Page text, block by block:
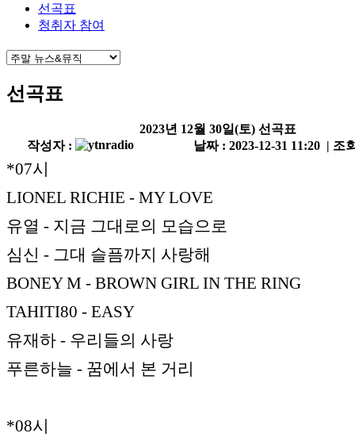
선곡표
청취자 참여
선곡표
2023년 12월 30일(토) 선곡표
작성자 :
날짜 : 2023-12-31 11:20 | 조
*07시
LIONEL RICHIE - MY LOVE
유열 - 지금 그대로의 모습으로
심신 - 그대 슬픔까지 사랑해
BONEY M - BROWN GIRL IN THE RING
TAHITI80 - EASY
유재하 - 우리들의 사랑
푸른하늘 - 꿈에서 본 거리
*08시